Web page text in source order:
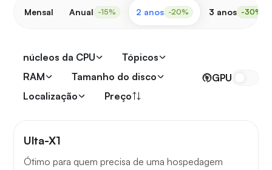
Mensal Anual -15% 2 anos -20% 3 anos -30%
núcleos da CPU
Tópicos
RAM
Tamanho do disco
Localização
Preço
GPU
Ulta-X1
Ótimo para quem precisa de uma hospedagem